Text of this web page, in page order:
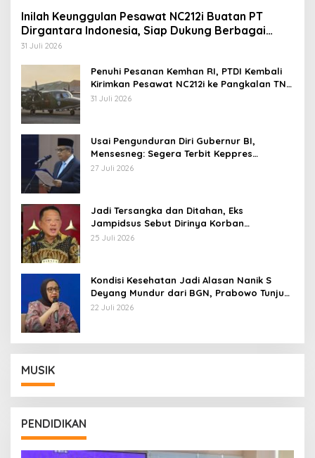
Inilah Keunggulan Pesawat NC212i Buatan PT
Dirgantara Indonesia, Siap Dukung Berbagai
Operasi TNI
31 Juli 2026
Penuhi Pesanan Kemhan RI, PTDI Kembali
Kirimkan Pesawat NC212i ke Pangkalan TNI
AU
31 Juli 2026
Usai Pengunduran Diri Gubernur BI,
Mensesneg: Segera Terbit Keppres
Pemberhentian dengan Hormat
27 Juli 2026
Jadi Tersangka dan Ditahan, Eks
Jampidsus Sebut Dirinya Korban
Kriminalisasi
25 Juli 2026
Kondisi Kesehatan Jadi Alasan Nanik S
Deyang Mundur dari BGN, Prabowo Tunjuk
Wamentan Sudaryono
22 Juli 2026
MUSIK
PENDIDIKAN